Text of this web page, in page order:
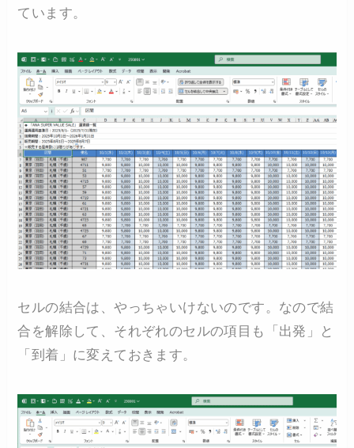
ています。
セルの結合は、やっちゃいけないのです。なので結
合を解除して、それぞれのセルの項目も「出発」と
「到着」に変えておきます。